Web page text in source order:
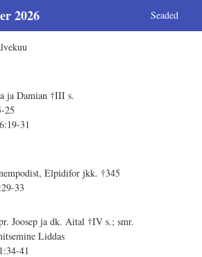
2026 Seaded
ja Damian †III s.
25
31
Elpidifor jkk. †345
33
Joosep ja dk. Aital †IV s.; smr.
Liddas
41